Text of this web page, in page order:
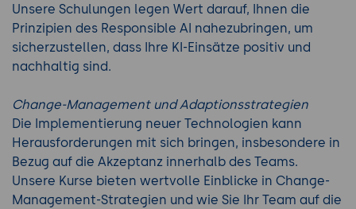
Unsere Schulungen legen Wert darauf, Ihnen die
Prinzipien des Responsible AI nahezubringen, um
sicherzustellen, dass Ihre KI-Einsätze positiv und
nachhaltig sind.
Change-Management und Adaptionsstrategien
Die Implementierung neuer Technologien kann
Herausforderungen mit sich bringen, insbesondere in
Bezug auf die Akzeptanz innerhalb des Teams.
Unsere Kurse bieten wertvolle Einblicke in Change-
Management-Strategien und wie Sie Ihr Team auf die